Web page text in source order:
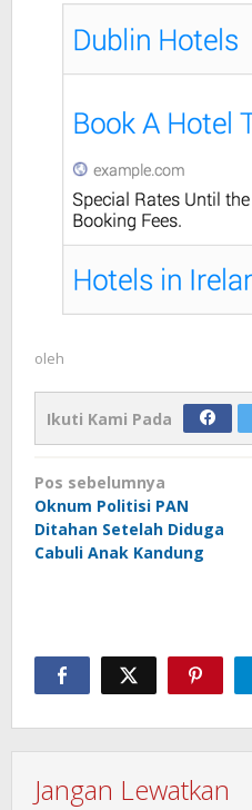
oleh
Ikuti Kami Pada
Navigasi
pos
Pos sebelumnya
Oknum Politisi PAN
Ditahan Setelah Diduga
Cabuli Anak Kandung
Jangan Lewatkan